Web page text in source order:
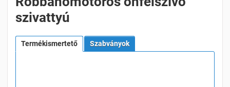
szivattyú
Termékismertető Szabványok